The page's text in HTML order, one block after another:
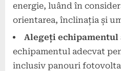
energie, luând în
orientarea, înclinația și
Alegeți echipamentul
echipamentul adecvat
inclusiv panouri